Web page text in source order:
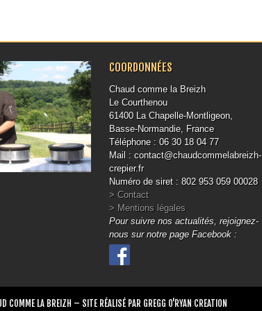
COORDONNÉES
Chaud comme la Breizh
Le Courthenou
61400 La Chapelle-Montligeon,
Basse-Normandie, France
Téléphone : 06 30 18 04 77
Mail : contact@chaudcommelabreizh-
crepier.fr
Numéro de siret : 802 953 059 00028
> Contact
> Mentions légales
Pour suivre nos actualités, rejoignez-
nous sur notre page Facebook :
COMME LA BREIZH – SITE RÉALISÉ PAR GREGG O'RYAN CREATION